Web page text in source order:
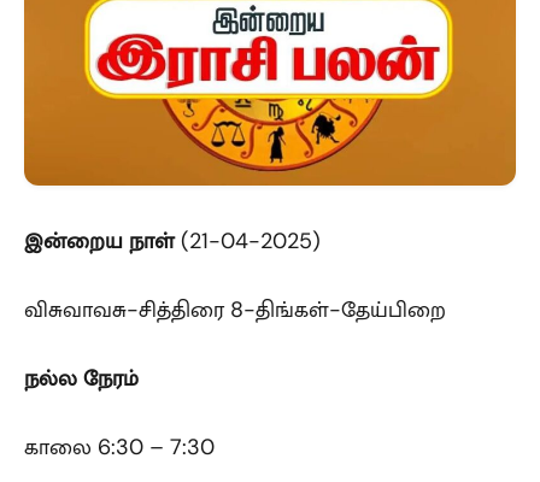
இன்றைய நாள்(21-04-2025)
விசுவாவசு-சித்திரை 8-திங்கள்-தேய்பிறை
நல்ல நேரம்
காலை 6:30 – 7:30